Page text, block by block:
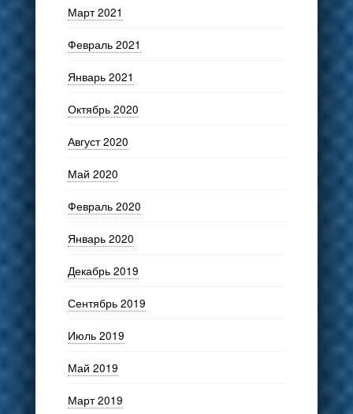
Март 2021
Февраль 2021
Январь 2021
Октябрь 2020
Август 2020
Май 2020
Февраль 2020
Январь 2020
Декабрь 2019
Сентябрь 2019
Июль 2019
Май 2019
Март 2019